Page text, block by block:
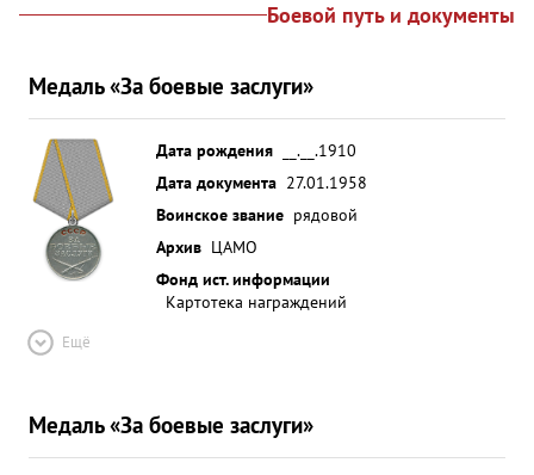
Боевой путь и документы
Медаль «За боевые заслуги»
Дата рождения
__.__.1910
Дата документа 27.01.1958
Воинское звание рядовой
Архив ЦАМО
Фонд ист. информации
Картотека награждений
Ещё
Медаль «За боевые заслуги»